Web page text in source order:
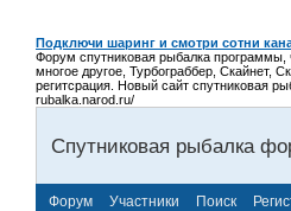
Подключи шаринг и смотри сотни
Форум спутниковая рыбалка
многое другое, Турбограббер, Скайнет,
регитсрация. Новый сайт спутниковая
rubalka.narod.ru/
Спутниковая рыбалка
Форум Участники Поиск